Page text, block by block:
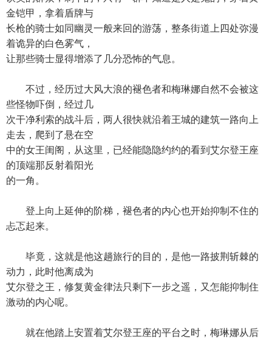
金铠甲，拿着盾牌与
长枪的骑士如同幽灵一般来回的游荡，整条街道上四处弥漫
着诡异的白色雾气，
让那些骑士显得增添了几分恐怖的气息。
不过，经历过大风大浪的褪色者和梅琳娜自然不会被这
些怪物吓倒，经过几
次干净利索的战斗后，两人很快就沿着王城的建筑一路向上
走去，爬到了悬在空
中的女王闺阁，从这里，已经能隐隐约约的看到艾尔登王座
的顶端那反射着阳光
的一角。
登上向上延伸的阶梯，褪色者的内心也开始抑制不住的
忐忑起来。
毕竟，这就是他这趟旅行的目的，是他一路披荆斩棘的
动力，此时他离成为
艾尔登之王，修复黄金律法只剩下一步之遥，又怎能抑制住
激动的内心呢。
就在他踏上安置着艾尔登王座的平台之时，梅琳娜从后